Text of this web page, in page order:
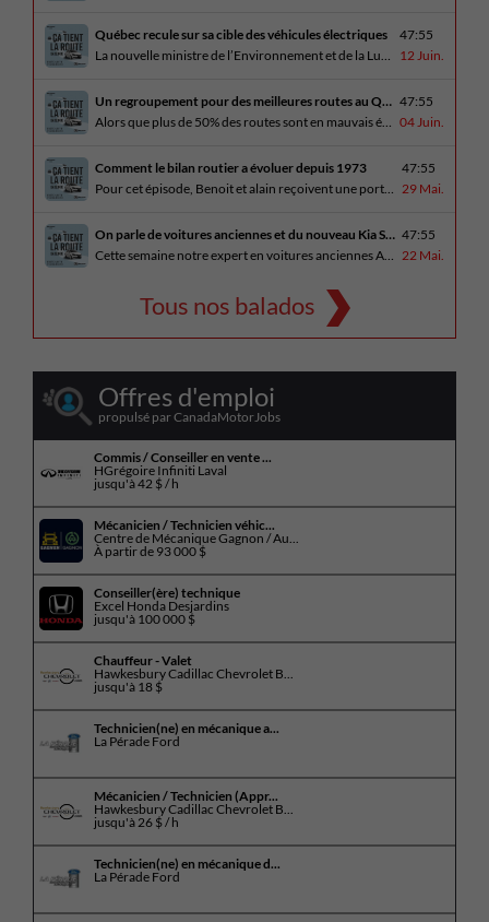
Québec recule sur sa cible des véhicules électriques
La nouvelle ministre de l’Environnement et de la Lutte contre les changements climatiques, Pascale Déry, doit confirmer que les VZE représenteront désormais 80% des ventes de véhicules neufs en 2035. Benoit et Alain en discutent avec Daniel Breton. Ils reçoivent également Bertrand Godin, qui parle d’Élégance Trois-Rivières. En essai routier Alain a roulé le Mitsubishi [...]
47:55
12 Juin.
Un regroupement pour des meilleures routes au Québec
Alors que plus de 50% des routes sont en mauvais état, le regroupement pour des meilleures routes au Québec voit le jour. Dans cet épisode, Benoit et Alain discutent avec Me Caroline Amireault, directrice générale de l’Association des constructeurs de routes et grands travaux du Québec. En essai routier Alain prend la route avec le [...]
47:55
04 Juin.
Comment le bilan routier a évoluer depuis 1973
Pour cet épisode, Benoit et alain reçoivent une porte parole de la SAAQ, Geneviève Côté, qui parle de l’actuelle campagne publicitaire au sujet du bilan routier et des gestes concrets pour diminuer les décès sur nos routes. On parle aussi au président de Lexus Canada, Martin Gilbert, de la nouvelle Lexus ES. En essai routier, [...]
47:55
29 Mai.
On parle de voitures anciennes et du nouveau Kia Seltos 2027
Cette semaine notre expert en voitures anciennes André Fitzback vient donner des trucs pour ne pas perdre ses enjoliveurs sur nos vieilles voitures. Benoit revient de la Corée du Sud et nous offre un essai exclusif du Kia Seltos 2027 qui arrive plus tard cet été et Alain a fait l’essai du Toyota Tundra hybride.
47:55
22 Mai.
Tous nos balados
Offres d'emploi
propulsé par CanadaMotorJobs
Commis / Conseiller en vente ...
HGrégoire Infiniti Laval
jusqu'à42 $ / h
Mécanicien / Technicien véhic...
Centre de Mécanique Gagnon / Au...
À partir de 93 000 $
Conseiller(ère) technique
Excel Honda Desjardins
jusqu'à 100 000 $
Chauffeur - Valet
Hawkesbury Cadillac Chevrolet B...
jusqu'à 18 $
Technicien(ne) en mécanique a...
La Pérade Ford
Mécanicien / Technicien (Appr...
Hawkesbury Cadillac Chevrolet B...
jusqu'à26 $ / h
Technicien(ne) en mécanique d...
La Pérade Ford